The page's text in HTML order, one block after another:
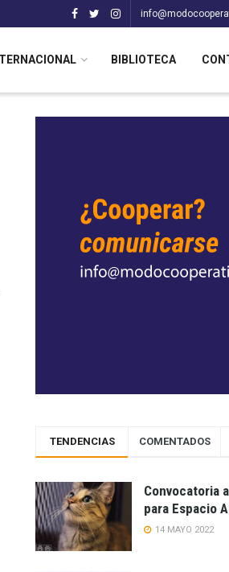
BIBLIOTECA
TENDENCIAS COMENTADOS
Convocatoria
para Espacio
14 MAYO 2022